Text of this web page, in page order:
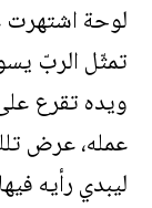
لوحة اشتهرت
تمثّل الربّ
ويده تقرع
عمله، عرض
ليبدي رأيه